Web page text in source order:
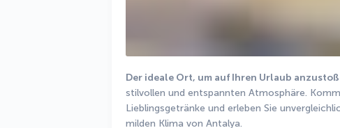
Der ideale Ort, um auf Ihren Urlaub
stilvollen und entspannten Atmosphäre.
Lieblingsgetränke und erleben Sie
milden Klima von Antalya.